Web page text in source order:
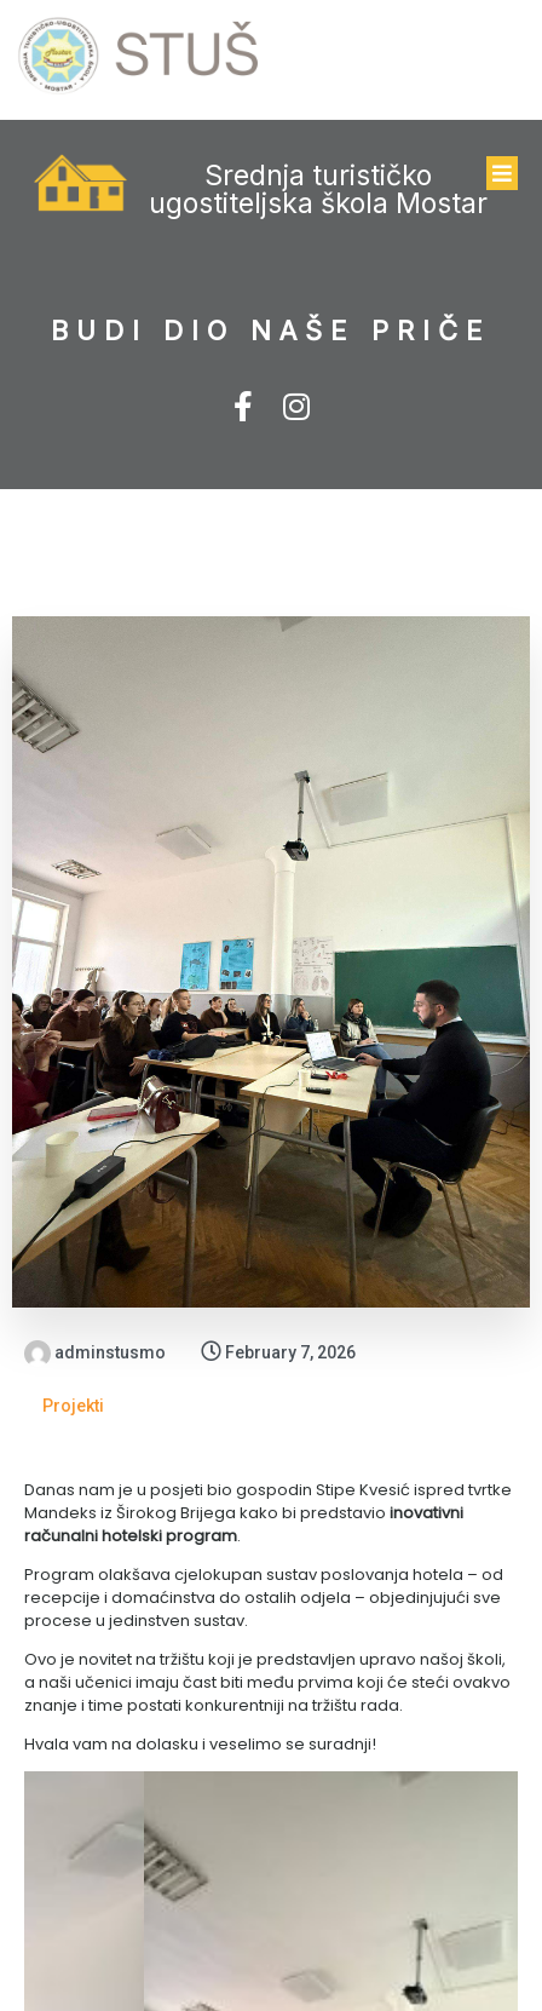
Srednja turističko
ugostiteljska škola Mostar
BUDI DIO NAŠE PRIČE
adminstusmo February 7, 2026
Projekti
Danas nam je u posjeti bio gospodin Stipe Kvesić ispred tvrtke
Mandeks iz Širokog Brijega kako bi predstavio inovativni
računalni hotelski program.
Program olakšava cjelokupan sustav poslovanja hotela – od
recepcije i domaćinstva do ostalih odjela – objedinjujući sve
procese u jedinstven sustav.
Ovo je novitet na tržištu koji je predstavljen upravo našoj školi,
a naši učenici imaju čast biti među prvima koji će steći ovakvo
znanje i time postati konkurentniji na tržištu rada.
Hvala vam na dolasku i veselimo se suradnji!